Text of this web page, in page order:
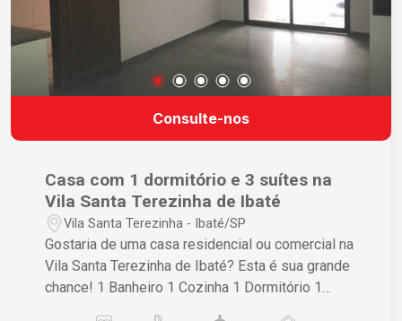
Consulte-nos
Casa com 1 dormitório e 3 suítes na
Vila Santa Terezinha de Ibaté
Vila Santa Terezinha - Ibaté/SP
Gostaria de uma casa residencial ou comercial na
Vila Santa Terezinha de Ibaté? Esta é sua grande
chance! 1 Banheiro 1 Cozinha 1 Dormitório 1